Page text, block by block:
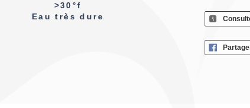
>30°f
Eau très dure